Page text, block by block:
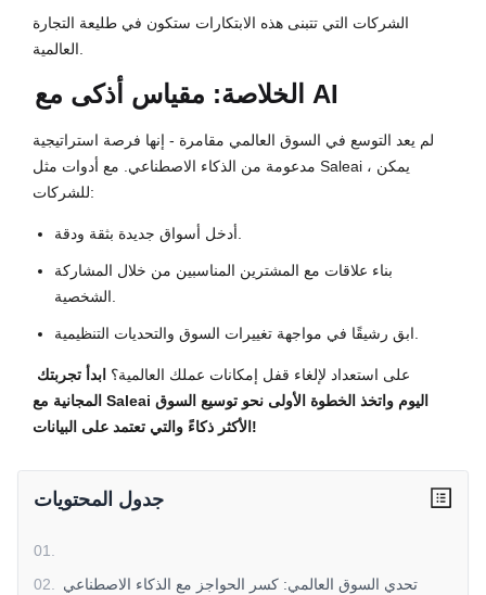
الشركات التي تتبنى هذه الابتكارات ستكون في طليعة التجارة
العالمية.
الخلاصة: مقياس أذكى مع AI
لم يعد التوسع في السوق العالمي مقامرة - إنها فرصة استراتيجية
مدعومة من الذكاء الاصطناعي. مع أدوات مثل Saleai ، يمكن
للشركات:
أدخل أسواق جديدة بثقة ودقة.
بناء علاقات مع المشترين المناسبين من خلال المشاركة
الشخصية.
ابق رشيقًا في مواجهة تغييرات السوق والتحديات التنظيمية.
على استعداد لإلغاء قفل إمكانات عملك العالمية؟ ابدأ تجربتك
المجانية مع Saleai اليوم واتخذ الخطوة الأولى نحو توسيع السوق
الأكثر ذكاءً والتي تعتمد على البيانات!
جدول المحتويات
01
02
تحدي السوق العالمي: كسر الحواجز مع الذكاء الاصطناعي